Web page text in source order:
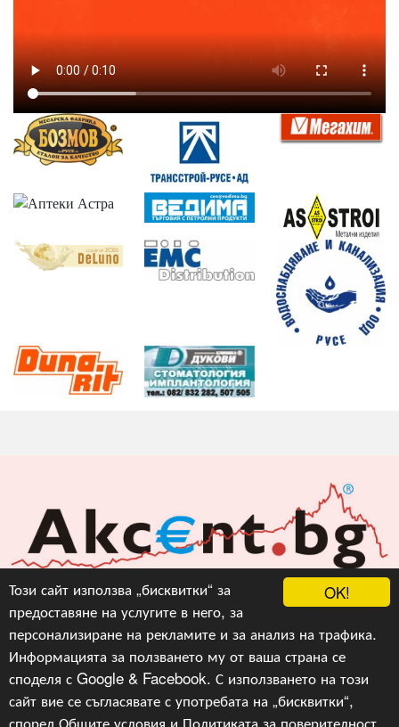
OK!
Този сайт използва „бисквитки“ за
предоставяне на услугите в него, за
персонализиране на рекламите и за анализ на трафика.
Информацията за ползването му от ваша страна се
споделя с Google & Facebook. С използването на този
сайт вие се съгласявате с употребата на „бисквитки“,
според Общите условия и Политиката за поверителност
Акцент БГ ЕООД
info@akcent.bg
Facebook
Copyright © 2010, 2016, 2018-2022, 2023, v.3.0,Акцент
БГ ЕООД